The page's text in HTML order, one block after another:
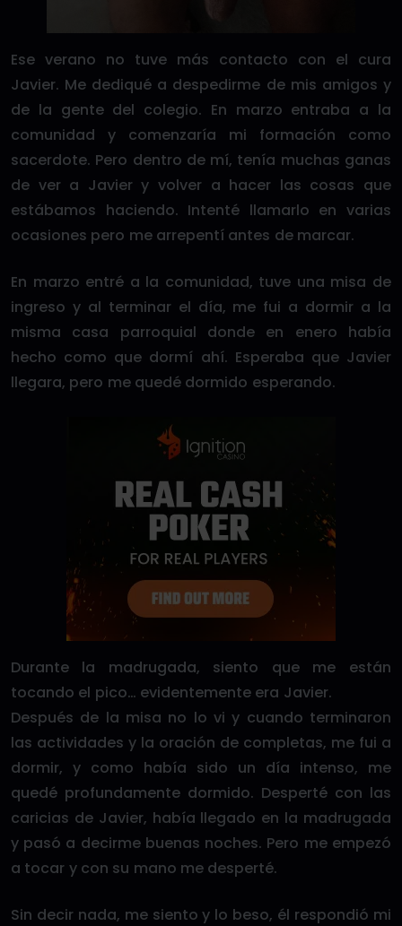
Ese verano no tuve más contacto con el cura
Javier. Me dediqué a despedirme de mis amigos y
de la gente del colegio. En marzo entraba a la
comunidad y comenzaría mi formación como
sacerdote. Pero dentro de mí, tenía muchas ganas
de ver a Javier y volver a hacer las cosas que
estábamos haciendo. Intenté llamarlo en varias
ocasiones pero me arrepentí antes de marcar.
En marzo entré a la comunidad, tuve una misa de
ingreso y al terminar el día, me fui a dormir a la
misma casa parroquial donde en enero había
hecho como que dormí ahí. Esperaba que Javier
llegara, pero me quedé dormido esperando.
Durante la madrugada, siento que me están
tocando el pico… evidentemente era Javier.
Después de la misa no lo vi y cuando terminaron
las actividades y la oración de completas, me fui a
dormir, y como había sido un día intenso, me
quedé profundamente dormido. Desperté con las
caricias de Javier, había llegado en la madrugada
y pasó a decirme buenas noches. Pero me empezó
a tocar y con su mano me desperté.
Sin decir nada, me siento y lo beso, él respondió mi